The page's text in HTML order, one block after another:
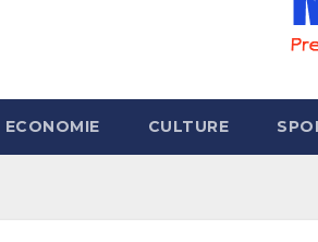
ECONOMIE CULTURE